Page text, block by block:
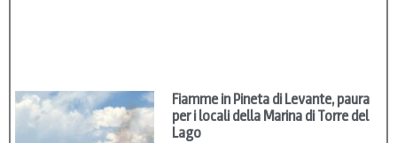
Fiamme in Pineta di Levante, paura
per i locali della Marina di Torre del
Lago